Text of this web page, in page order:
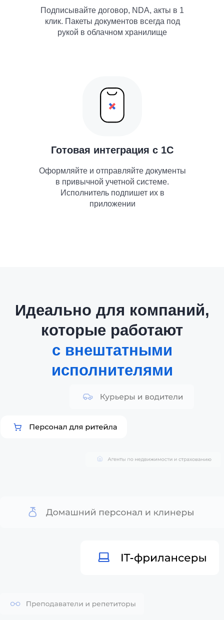
Готовая интеграция с 1С
Подписывайте договор, NDA, акты в 1
клик. Пакеты документов всегда под
рукой в облачном хранилище
Оформляйте и отправляйте документы
в привычной учетной системе.
Исполнитель подпишет их в
приложении